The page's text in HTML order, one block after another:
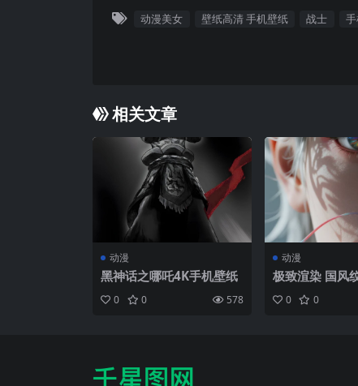
动漫美女 壁纸高清 手机壁纸 战士
相关文章
动漫
黑神话之哪吒4K手机壁纸
0 0 578
动漫
极致渲染 国风
眸 玄幻壁纸
0 0